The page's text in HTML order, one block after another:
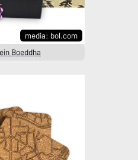
media: bol.com
Boeddha